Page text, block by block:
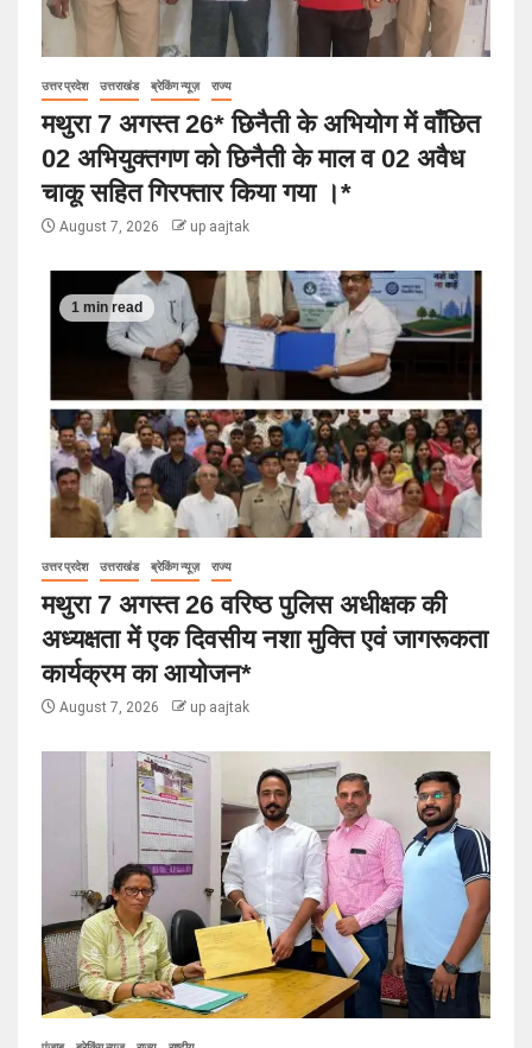
उत्तर प्रदेश उत्तराखंड ब्रेकिंग न्यूज़ राज्य
मथुरा 7 अगस्त 26* छिनैती के अभियोग में वाँछित
02 अभियुक्तगण को छिनैती के माल व 02 अवैध
चाकू सहित गिरफ्तार किया गया ।*
August 7, 2026 up aajtak
1 min read
उत्तर प्रदेश उत्तराखंड ब्रेकिंग न्यूज़ राज्य
मथुरा 7 अगस्त 26 वरिष्ठ पुलिस अधीक्षक की
अध्यक्षता में एक दिवसीय नशा मुक्ति एवं जागरूकता
कार्यक्रम का आयोजन*
August 7, 2026 up aajtak